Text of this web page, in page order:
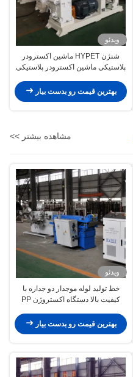
ویدئو
شنژن HYPET ماشین اکسترودر
پلاستیکی ماشین اکسترودر پلاستیکی
پلاستیکی ماشین اکسترودر پلاستیکی
بهترین قیمت رو بدست بیار
مشاهده بیشتر >>
ویدئو
خط تولید لوله موجدار دو جداره با
کیفیت بالا دستگاه اکستروژن PP
بهترین قیمت رو بدست بیار